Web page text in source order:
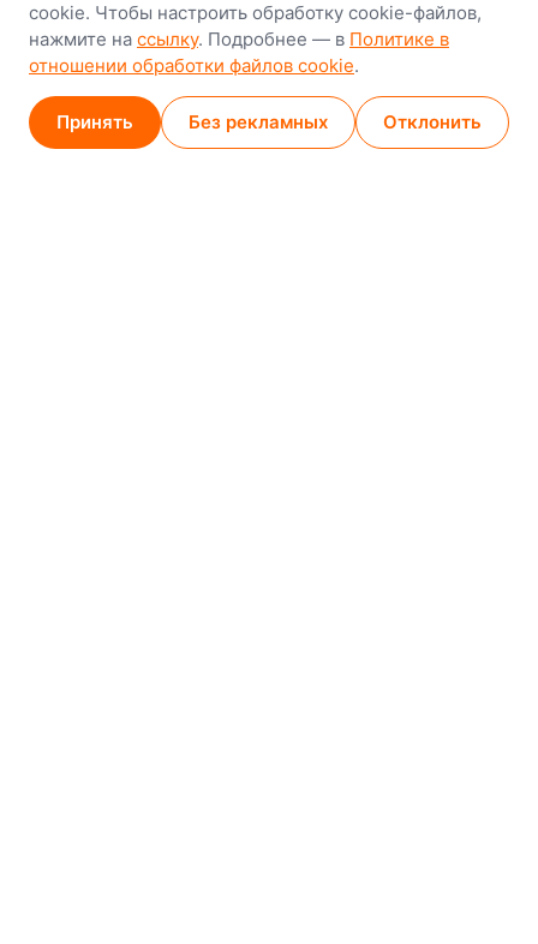
Минск
8-й Путепроводный переулок, 5
GPS 53.924752, 27.489820
Карта проезда
cookie. Чтобы настроить обработку cookie-файлов,
нажмите на ссылку. Подробнее — в Политике в
отношении обработки файлов cookie.
Принять Без рекламных Отклонить